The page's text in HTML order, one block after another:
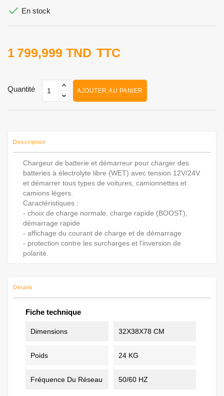
 En stock
1 799,999 TND TTC
Quantité AJOUTER AU PANIER
Description
Chargeur de batterie et démarreur pour charger des
batteries à électrolyte libre (WET) avec tension 12V/24V
et démarrer tous types de voitures, camionnettes et
camions légers.
Caractéristiques :
- choix de charge normale, charge rapide (BOOST),
démarrage rapide
- affichage du courant de charge et de démarrage
- protection contre les surcharges et l'inversion de
polarité.
Détails
Fiche technique
Dimensions 32X38X78 CM
Poids 24 KG
Fréquence Du Réseau 50/60 HZ